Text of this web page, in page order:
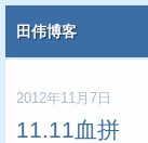
田伟博客
2012年11月7日
11.11血拼